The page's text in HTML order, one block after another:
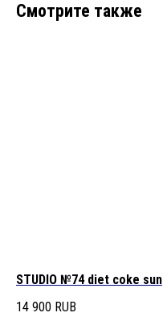
Смотрите также
STUDIO №74 diet coke sun
14 900 RUB